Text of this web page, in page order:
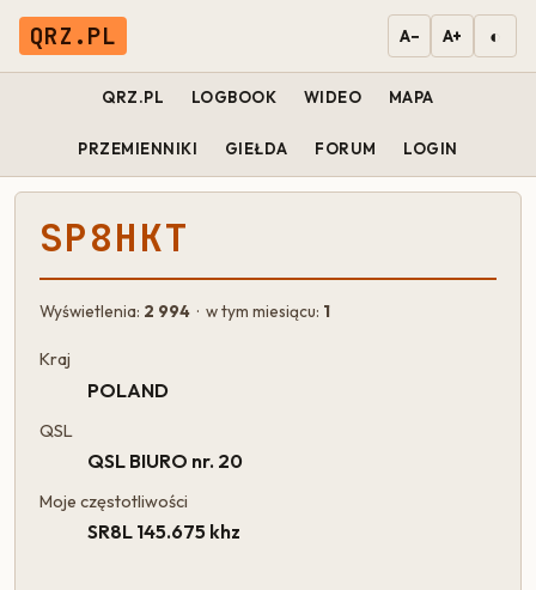
QRZ.PL A− A+ ◐
QRZ.PL LOGBOOK WIDEO MAPA
PRZEMIENNIKI GIEŁDA FORUM LOGIN
SP8HKT
Wyświetlenia: 2 994 · w tym miesiącu: 1
Kraj
POLAND
QSL
QSL BIURO nr. 20
Moje częstotliwości
SR8L 145.675 khz